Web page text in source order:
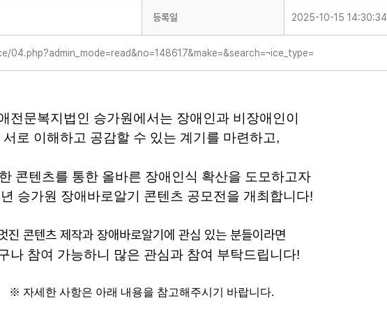
등록일 2025-10-15 14:30:34
전문복지법인 승가원에서는 장애인과 비장애인이
서로 이해하고 공감할 수 있는 계기를 마련하고,
콘텐츠를 통한 올바른 장애인식 확산을 도모하고자
년 승가원 장애바로알기 콘텐츠 공모전을 개최합니다!
진 콘텐츠 제작과 장애바로알기에 관심 있는 분들이라면
나 참여 가능하니 많은 관심과 참여 부탁드립니다!
※ 자세한 사항은 아래 내용을 참고해주시기 바랍니다.